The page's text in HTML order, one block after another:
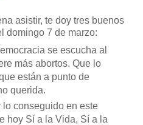
asistir, te doy tres buenos
domingo 7 de marzo:
se escucha al
más abortos. Que lo
están a punto de
querida.
conseguido en este
hoy Sí a la Vida, Sí a la